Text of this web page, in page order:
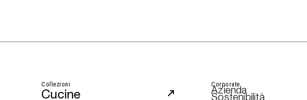
Collezioni
Cucine
Corporate
Azienda